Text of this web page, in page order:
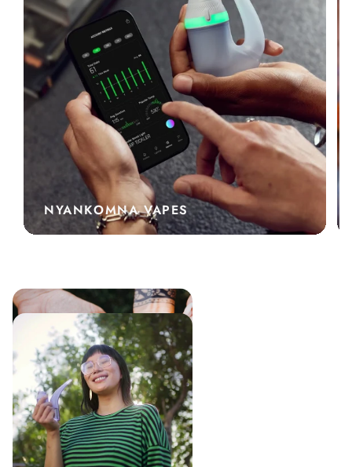
NYANKOMNA VAPES